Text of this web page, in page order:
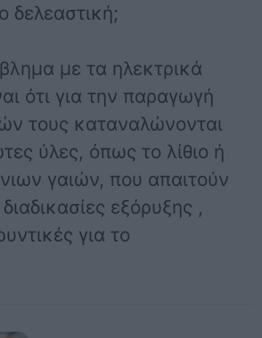
δελεαστική;
με τα ηλεκτρικά
ότι για την παραγωγή
τους καταναλώνονται
ύλες, όπως το λίθιο ή
γαιών, που απαιτούν
εξόρυξης ,
για το